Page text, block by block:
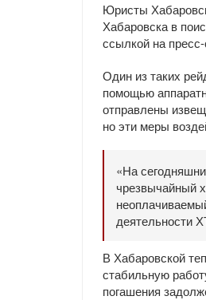
Юристы
Хабаровска в
ссылкой на
Один из таких
помощью
отправлены
но эти меры
«На
чрезвычайный
деятельности
В Хабаровской
стабильную
погашения